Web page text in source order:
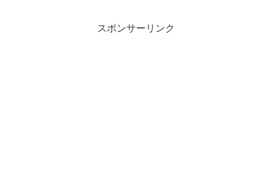
スポンサーリンク